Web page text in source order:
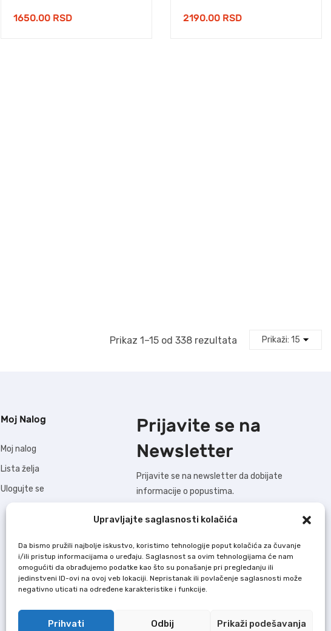
Upravljajte saglasnosti kolačića
Da bismo pružili najbolje iskustvo, koristimo tehnologije poput kolačića za čuvanje
i/ili pristup informacijama o uređaju. Saglasnost sa ovim tehnologijama će nam
omogućiti da obrađujemo podatke kao što su ponašanje pri pregledanju ili
jedinstveni ID-ovi na ovoj veb lokaciji. Nepristanak ili povlačenje saglasnosti može
negativno uticati na određene karakteristike i funkcije.
Prihvati Odbij Prikaži podešavanja
1650.00 RSD 2190.00 RSD
Prikaz 1–15 od 338 rezultata
Moj Nalog
Moj nalog
Lista želja
Ulogujte se
Prijavite se na
Newsletter
Prijavite se na newsletter da dobijate
informacije o popustima.
BUDIMO U KONTAKTU !
Dodaj U Korpu nastoji da bude što precizniji